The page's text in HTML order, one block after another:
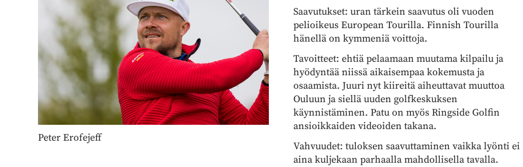
Peter Erofejeff
Saavutukset: uran tärkein saavutus oli vuoden
pelioikeus European Tourilla. Finnish Tourilla
hänellä on kymmeniä voittoja.
Tavoitteet: ehtiä pelaamaan muutama kilpailu ja
hyödyntää niissä aikaisempaa kokemusta ja
osaamista. Juuri nyt kiireitä aiheuttavat muuttoa
Ouluun ja siellä uuden golfkeskuksen
käynnistäminen. Patu on myös Ringside Golfin
ansioikkaiden videoiden takana.
Vahvuudet: tuloksen saavuttaminen vaikka lyönti ei
aina kuljekaan parhaalla mahdollisella tavalla.